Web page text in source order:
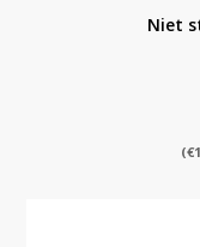
Niet
(€